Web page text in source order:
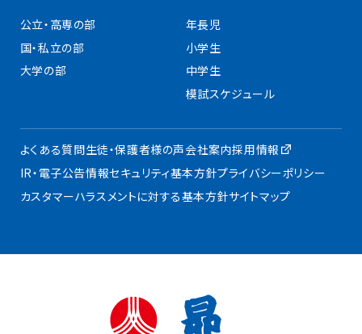
公立・高専の部
国・私立の部
大学の部
年長児
小学生
中学生
模試スケジュール
よくある質問生徒・保護者様の声会社案内採用情報
IR・電子公告情報セキュリティ基本方針プライバシーポリシー
カスタマーハラスメントに対する基本方針サイトマップ